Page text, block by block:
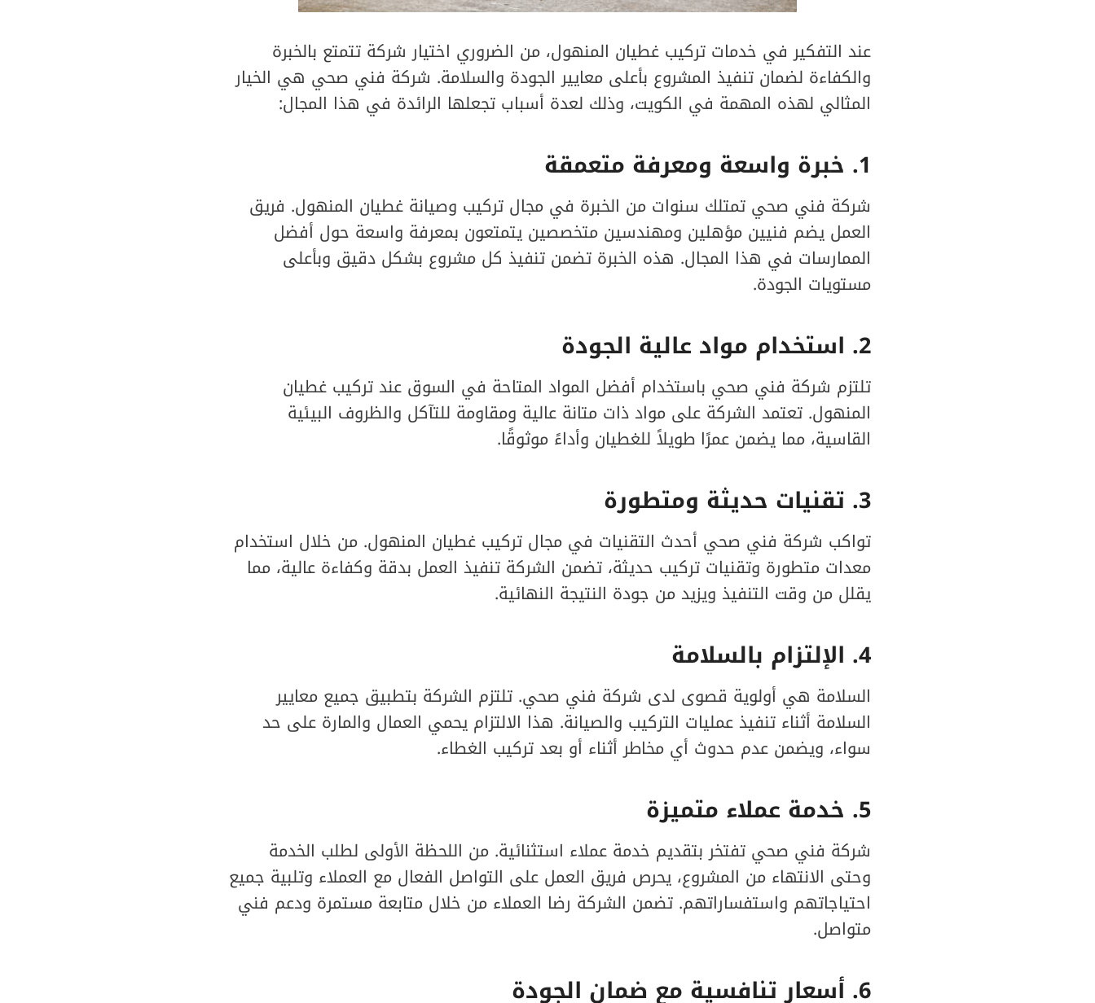
عند التفكير في خدمات تركيب غطيان المنهول، من الضروري اختيار شركة تتمتع بالخبرة
والكفاءة لضمان تنفيذ المشروع بأعلى معايير الجودة والسلامة. شركة فني صحي هي الخيار
المثالي لهذه المهمة في الكويت، وذلك لعدة أسباب تجعلها الرائدة في هذا المجال:
1. خبرة واسعة ومعرفة متعمقة
شركة فني صحي تمتلك سنوات من الخبرة في مجال تركيب وصيانة غطيان المنهول. فريق
العمل يضم فنيين مؤهلين ومهندسين متخصصين يتمتعون بمعرفة واسعة حول أفضل
الممارسات في هذا المجال. هذه الخبرة تضمن تنفيذ كل مشروع بشكل دقيق وبأعلى
مستويات الجودة.
2. استخدام مواد عالية الجودة
تلتزم شركة فني صحي باستخدام أفضل المواد المتاحة في السوق عند تركيب غطيان
المنهول. تعتمد الشركة على مواد ذات متانة عالية ومقاومة للتآكل والظروف البيئية
القاسية، مما يضمن عمرًا طويلاً للغطيان وأداءً موثوقًا.
3. تقنيات حديثة ومتطورة
تواكب شركة فني صحي أحدث التقنيات في مجال تركيب غطيان المنهول. من خلال استخدام
معدات متطورة وتقنيات تركيب حديثة، تضمن الشركة تنفيذ العمل بدقة وكفاءة عالية، مما
يقلل من وقت التنفيذ ويزيد من جودة النتيجة النهائية.
4. الإلتزام بالسلامة
السلامة هي أولوية قصوى لدى شركة فني صحي. تلتزم الشركة بتطبيق جميع معايير
السلامة أثناء تنفيذ عمليات التركيب والصيانة. هذا الالتزام يحمي العمال والمارة على حد
سواء، ويضمن عدم حدوث أي مخاطر أثناء أو بعد تركيب الغطاء.
5. خدمة عملاء متميزة
شركة فني صحي تفتخر بتقديم خدمة عملاء استثنائية. من اللحظة الأولى لطلب الخدمة
وحتى الانتهاء من المشروع، يحرص فريق العمل على التواصل الفعال مع العملاء وتلبية جميع
احتياجاتهم واستفساراتهم. تضمن الشركة رضا العملاء من خلال متابعة مستمرة ودعم فني
متواصل.
6. أسعار تنافسية مع ضمان الجودة